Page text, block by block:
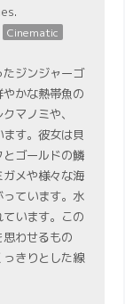
Cinematic
ジンジャーゴ
かな熱帯魚の
マノミや、
す。彼女は貝
ゴールドの鱗
メや様々な海
ています。水
います。この
わせるもの
きりとした線